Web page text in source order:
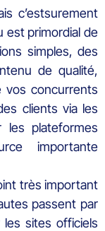
c’estsurement
est primordial de
simples, des
de qualité,
vos concurrents
clients via les
les plateformes
importante
très important
passent par
sites officiels